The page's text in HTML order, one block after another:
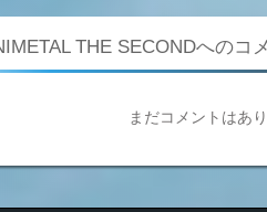
THE SECONDへのコ
まだコメントはあ